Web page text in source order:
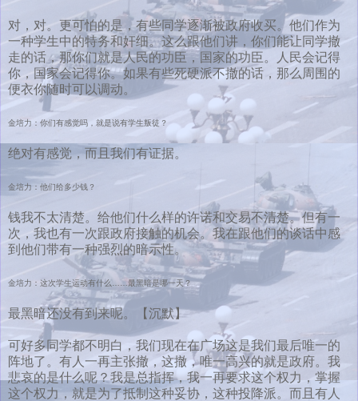
对，对。更可怕的是，有些同学逐渐被政府收买。他们作为
一种学生中的特务和奸细。这么跟他们讲，你们能让同学撤
走的话，那你们就是人民的功臣，国家的功臣。人民会记得
你，国家会记得你。如果有些死硬派不撤的话，那么周围的
便衣你随时可以调动。
金培力：你们有感觉吗，就是说有学生叛徒？
绝对有感觉，而且我们有证据。
金培力：他们给多少钱？
钱我不太清楚。给他们什么样的许诺和交易不清楚。但有一
次，我也有一次跟政府接触的机会。我在跟他们的谈话中感
到他们带有一种强烈的暗示性。
金培力：这次学生运动有什么……最黑暗是哪一天？
最黑暗还没有到来呢。【沉默】
可好多同学都不明白，我们现在在广场这是我们最后唯一的
阵地了。有人一再主张撤，这撤，唯一高兴的就是政府。我
悲哀的是什么呢？我是总指挥，我一再要求这个权力，掌握
这个权力，就是为了抵制这种妥协，这种投降派。而且有人